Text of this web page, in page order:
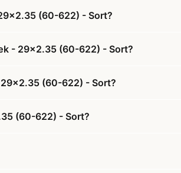
(60-622) - Sort?
- 29x2.35 (60-622) - Sort?
(60-622) - Sort?
(60-622) - Sort?